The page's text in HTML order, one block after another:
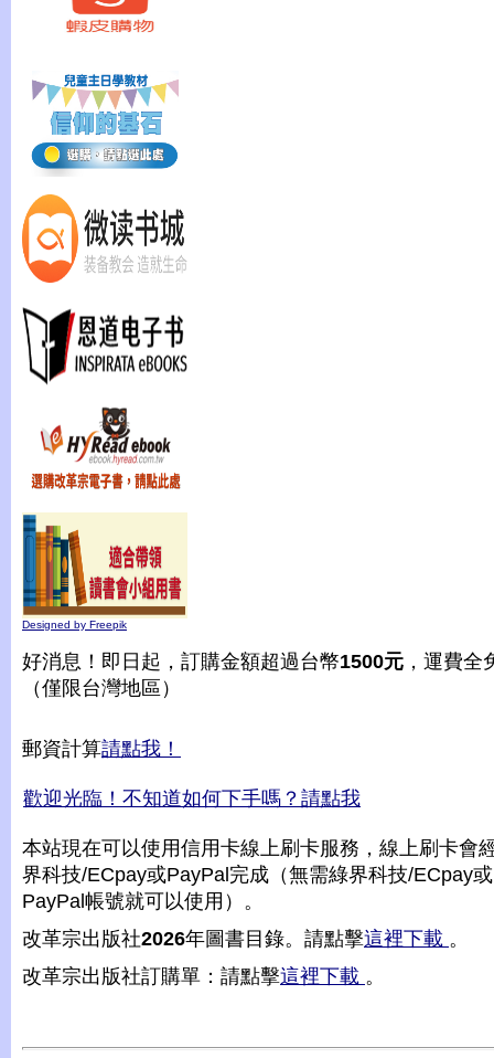
Designed by Freepik
好消息！即日起，訂購金額超過台幣1500元 ，運費全
（僅限台灣地區）
郵資計算請點我！
歡迎光臨！不知道如何下手嗎？請點我
本站現在可以使用信用卡線上刷卡服務，線上刷卡會
界科技/ECpay或PayPal完成（無需綠界科技/ECpay或
PayPal帳號就可以使用）。
改革宗出版社2026年圖書目錄。請點擊這裡下載 。
改革宗出版社訂購單：請點擊這裡下載 。